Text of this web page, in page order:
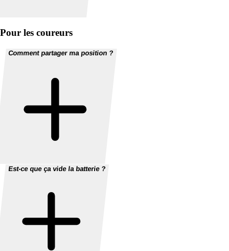
Pour les coureurs
Comment partager ma position ?
Est-ce que ça vide la batterie ?